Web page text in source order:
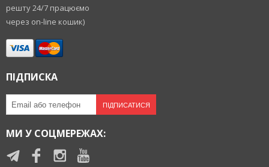
решту 24/7 працюємо
через on-line кошик)
ПІДПИСКА
ПІДПИСАТИСЯ
МИ У СОЦМЕРЕЖАХ: